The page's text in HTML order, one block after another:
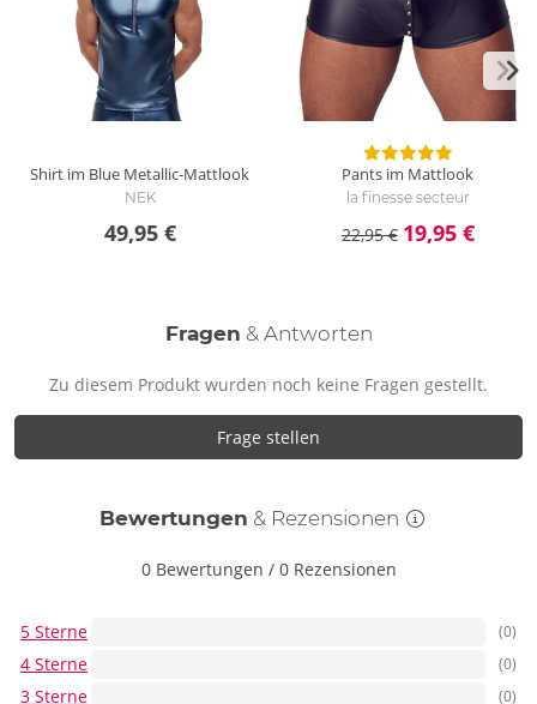
Shirt im Blue Metallic-Mattlook
NEK
49,95 €
Pants im Mattlook
la finesse secteur
22,95 € 19,95 €
Fragen & Antworten
Zu diesem Produkt wurden noch keine Fragen gestellt.
Frage stellen
Bewertungen & Rezensionen
0 Bewertungen / 0 Rezensionen
5 Sterne (0)
4 Sterne (0)
3 Sterne (0)